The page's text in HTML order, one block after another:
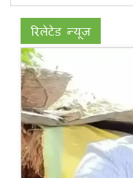
रिलेटेड न्यूज़